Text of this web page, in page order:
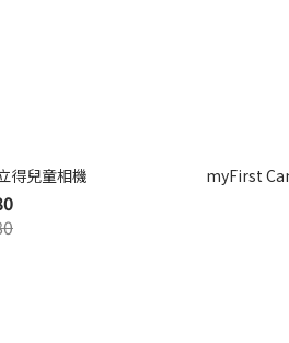
得兒童相機 myFirst